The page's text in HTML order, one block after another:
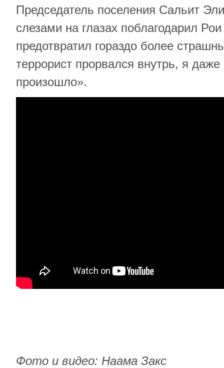
Председатель поселения Сальит
слезами на глазах поблагодарил
предотвратил гораздо более
террорист прорвался внутрь, я
произошло».
Фото и видео: Наама Закс